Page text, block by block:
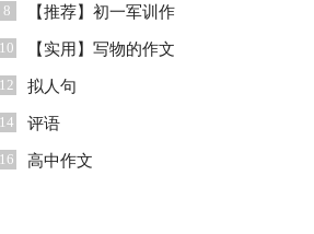
总结
8 【推荐】初一军训作
文锦集6篇
10 【实用】写物的作文
汇编十篇
12 拟人句
14 评语
16 高中作文